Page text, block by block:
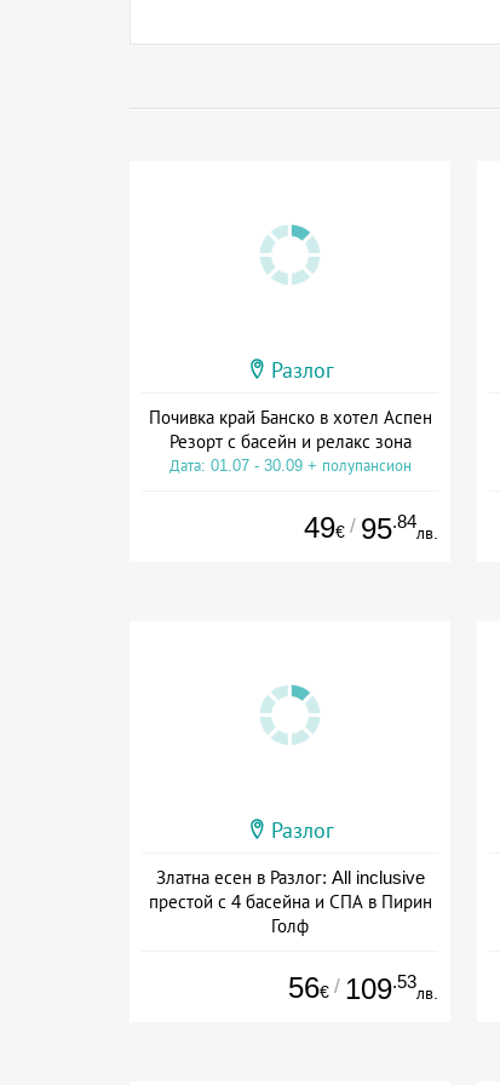
Разлог
Почивка край Банско в хотел Аспен
Резорт с басейн и релакс зона
Дата: 01.07 - 30.09 + полупансион
49€ / 95.84
лв.
Разлог
Златна есен в Разлог: All inclusive
престой с 4 басейна и СПА в Пирин
Голф
56€ / 109.53
лв.